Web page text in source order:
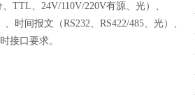
TTL、24V/110V/220V有源、光）、
时间报文（RS232、RS422/485、光）、
接口要求。